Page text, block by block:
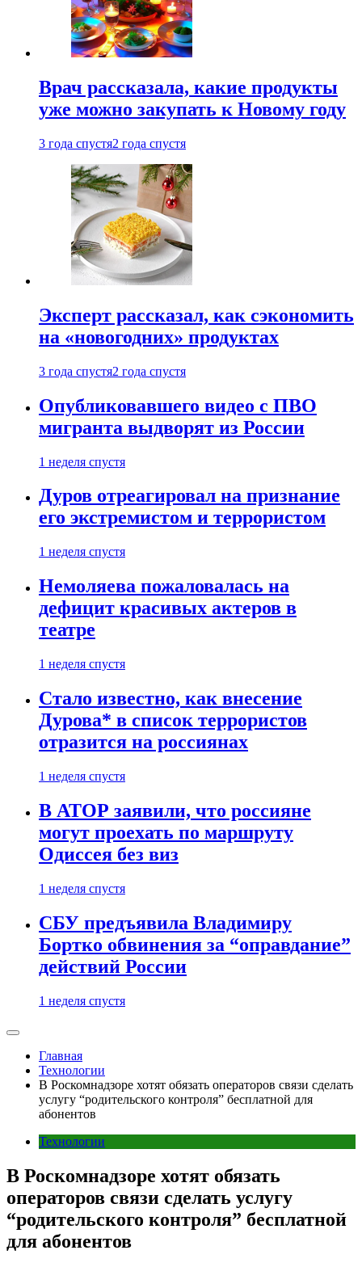
Врач рассказала, какие продукты
уже можно закупать к Новому году
3 года спустя2 года спустя
Эксперт рассказал, как сэкономить
на «новогодних» продуктах
3 года спустя2 года спустя
Опубликовавшего видео с ПВО
мигранта выдворят из России
1 неделя спустя
Дуров отреагировал на признание
его экстремистом и террористом
1 неделя спустя
Немоляева пожаловалась на
дефицит красивых актеров в
театре
1 неделя спустя
Стало известно, как внесение
Дурова* в список террористов
отразится на россиянах
1 неделя спустя
В АТОР заявили, что россияне
могут проехать по маршруту
Одиссея без виз
1 неделя спустя
СБУ предъявила Владимиру
Бортко обвинения за “оправдание”
действий России
1 неделя спустя
Главная
Технологии
В Роскомнадзоре хотят обязать операторов связи сделать
услугу “родительского контроля” бесплатной для
абонентов
Технологии
В Роскомнадзоре хотят обязать
операторов связи сделать услугу
“родительского контроля” бесплатной
для абонентов